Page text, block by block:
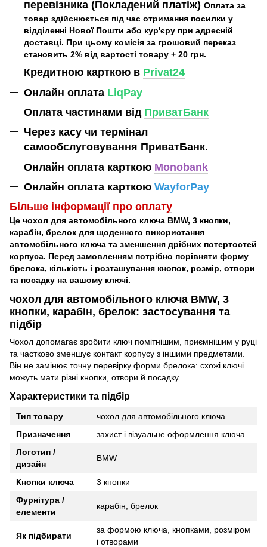
перевізника (Покладений платіж) Оплата за
товар здійснюється під час отримання посилки у
відділенні Нової Пошти або кур'єру при адресній
доставці. При цьому комісія за грошовий переказ
становить 2% від вартості товару + 20 грн.
Кредитною карткою в Privat24
Онлайн оплата LiqPay
Оплата частинами від ПриватБанк
Через касу чи термінал
самообслуговування ПриватБанк.
Онлайн оплата карткою Monobank
Онлайн оплата карткою WayforPay
Більше інформації про оплату
Це чохол для автомобільного ключа BMW, 3 кнопки,
карабін, брелок для щоденного використання
автомобільного ключа та зменшення дрібних потертостей
корпуса. Перед замовленням потрібно порівняти форму
брелока, кількість і розташування кнопок, розмір, отвори
та посадку на вашому ключі.
чохол для автомобільного ключа BMW, 3
кнопки, карабін, брелок: застосування та
підбір
Чохол допомагає зробити ключ помітнішим, приємнішим у руці
та частково зменшує контакт корпусу з іншими предметами.
Він не замінює точну перевірку форми брелока: схожі ключі
можуть мати різні кнопки, отвори й посадку.
Характеристики та підбір
Тип товару
чохол для автомобільного ключа
Призначення
захист і візуальне оформлення ключа
Логотип /
дизайн
BMW
Кнопки ключа
3 кнопки
Фурнітура /
елементи
карабін, брелок
Як підбирати
за формою ключа, кнопками, розміром
і отворами